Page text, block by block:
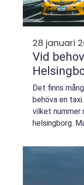
28 januari
Vid
Det finns
behöva en
vilket nummer
helsingborg.
Kanske ska